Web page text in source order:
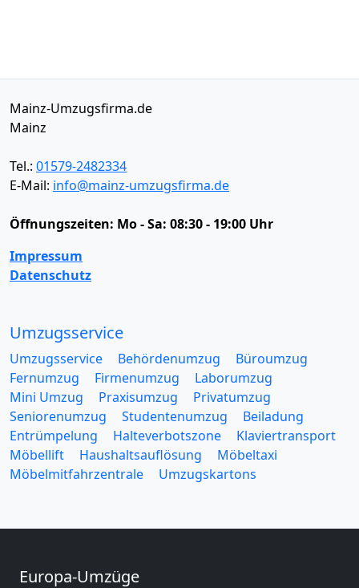
Mainz-Umzugsfirma.de
Mainz
Tel.: 01579-2482334
E-Mail: info@mainz-umzugsfirma.de
Öffnungszeiten: Mo - Sa: 08:30 - 19:00 Uhr
Impressum
Datenschutz
Umzugsservice
Umzugsservice Behördenumzug
Büroumzug
Fernumzug
Firmenumzug
Laborumzug
Mini Umzug
Praxisumzug
Privatumzug
Seniorenumzug
Studentenumzug
Beiladung
Entrümpelung
Halteverbotszone
Klaviertransport
Möbellift
Haushaltsauflösung
Möbeltaxi
Möbelmitfahrzentrale
Umzugskartons
Europa-Umzüge